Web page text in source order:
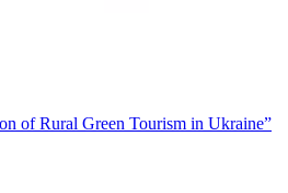
of Rural Green Tourism in Ukraine”